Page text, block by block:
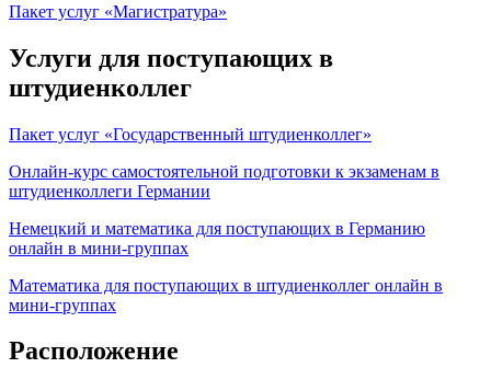
Пакет услуг «Магистратура»
Услуги для поступающих в
штудиенколлег
Пакет услуг «Государственный штудиенколлег»
Онлайн-курс самостоятельной подготовки к экзаменам в
штудиенколлеги Германии
Немецкий и математика для поступающих в Германию
онлайн в мини-группах
Математика для поступающих в штудиенколлег онлайн в
мини-группах
Расположение